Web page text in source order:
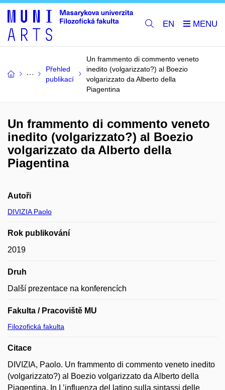
EN
Přehled
publikací
Un frammento di commento veneto
inedito (volgarizzato?) al Boezio
volgarizzato da Alberto della
Piagentina
Un frammento di commento veneto
inedito (volgarizzato?) al Boezio
volgarizzato da Alberto della
Piagentina
Autoři
DIVIZIA Paolo
Rok publikování
2019
Druh
Další prezentace na konferencích
Fakulta / Pracoviště MU
Filozofická fakulta
Citace
DIVIZIA, Paolo. Un frammento di commento veneto inedito
(volgarizzato?) al Boezio volgarizzato da Alberto della
Piagentina. In L’influenza del latino sulla sintassi delle